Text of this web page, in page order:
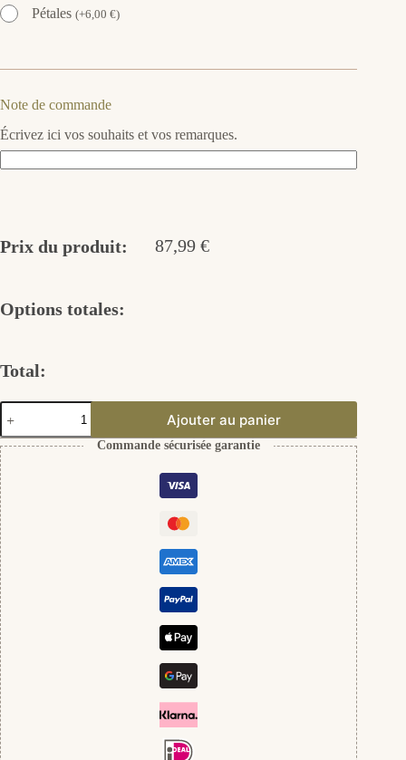
Pétales (+6,00 €)
Note de commande
Écrivez ici vos souhaits et vos remarques.
Prix du produit: 87,99 €
Options totales:
Total:
quantité
de
Stern-
Ohrringe
aus
925er
Silber
Ajouter au panier
Commande sécurisée garantie